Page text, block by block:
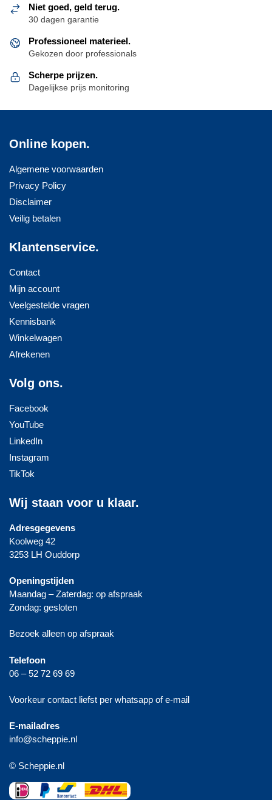
Niet goed, geld terug.
30 dagen garantie
Professioneel materieel.
Gekozen door professionals
Scherpe prijzen.
Dagelijkse prijs monitoring
Online kopen.
Algemene voorwaarden
Privacy Policy
Disclaimer
Veilig betalen
Klantenservice.
Contact
Mijn account
Veelgestelde vragen
Kennisbank
Winkelwagen
Afrekenen
Volg ons.
Facebook
YouTube
LinkedIn
Instagram
TikTok
Wij staan voor u klaar.
Adresgegevens
Koolweg 42
3253 LH Ouddorp
Openingstijden
Maandag – Zaterdag: op afspraak
Zondag: gesloten
Bezoek alleen op afspraak
Telefoon
06 – 52 72 69 69
Voorkeur contact liefst per whatsapp of e-mail
E-mailadres
info@scheppie.nl
© Scheppie.nl